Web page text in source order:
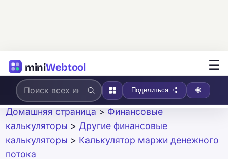
miniWebtool ☰
Поделиться
Домашняя страница > Финансовые
калькуляторы > Другие финансовые
калькуляторы > Калькулятор маржи денежного
потока